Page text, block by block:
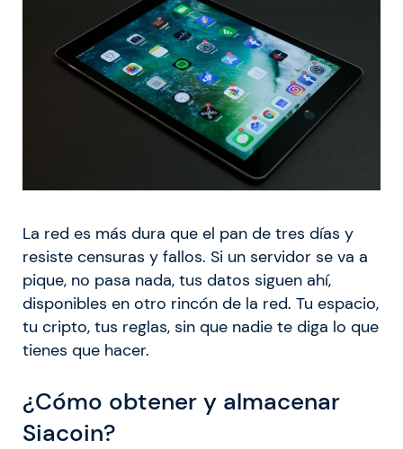
La red es más dura que el pan de tres días y
resiste censuras y fallos. Si un servidor se va a
pique, no pasa nada, tus datos siguen ahí,
disponibles en otro rincón de la red. Tu espacio,
tu cripto, tus reglas, sin que nadie te diga lo que
tienes que hacer.
¿Cómo obtener y almacenar
Siacoin?